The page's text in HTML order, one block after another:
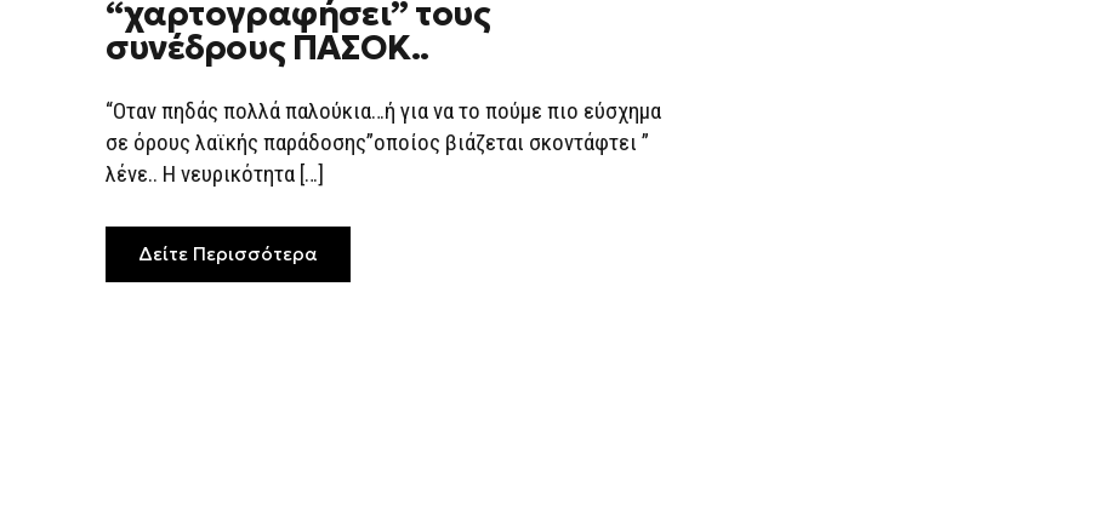
ΓΝΩΣΤΉ
ΙΣΤΟΣΕΛΊΔΑ
–
“ΧΑΡΤΟΓΡΑΦΉΣΕΙ”
ΤΟΥΣ
ΣΥΝΈΔΡΟΥΣ
ΠΑΣΟΚ..
“χαρτογραφήσει” τους
συνέδρους ΠΑΣΟΚ..
“Οταν πηδάς πολλά παλούκια…ή για να το πούμε πιο εύσχημα
σε όρους λαϊκής παράδοσης”οποίος βιάζεται σκοντάφτει ”
λένε.. Η νευρικότητα […]
Δείτε Περισσότερα